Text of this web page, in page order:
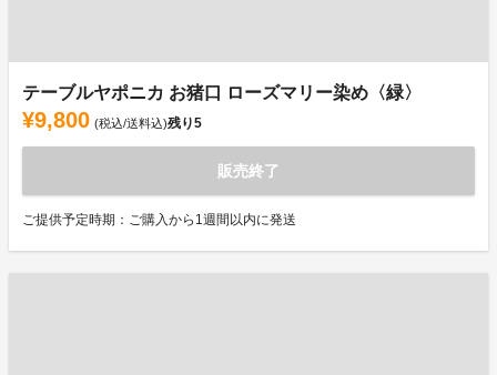
テーブルヤポニカ お猪口 ローズマリー染め〈緑〉
¥9,800 (税込/送料込)残り5
販売終了
ご提供予定時期：ご購入から1週間以内に発送